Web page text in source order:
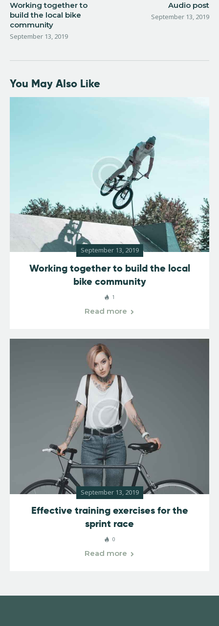
Working together to
build the local bike
community
September 13, 2019
Audio post
September 13, 2019
You May Also Like
September 13, 2019
Working together to build the local
bike community
1
Read more
September 13, 2019
Effective training exercises for the
sprint race
0
Read more